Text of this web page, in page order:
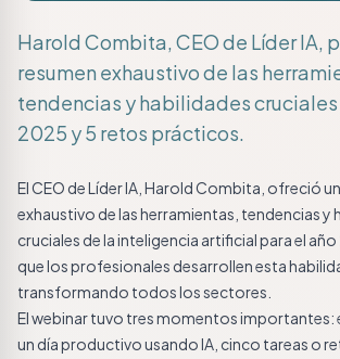
Harold Combita, CEO de Líder IA,
resumen exhaustivo de las
tendencias y habilidades cruciales
2025 y 5 retos prácticos.
El CEO de Líder IA, Harold Combita, ofreció
exhaustivo de las herramientas, tendencias y
cruciales de la inteligencia artificial para el
que los profesionales desarrollen esta
transformando todos los sectores.
El webinar tuvo tres momentos importantes:
un día productivo usando IA, cinco tareas o